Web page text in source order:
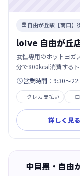
 自由が丘駅【南口】
loIve 自由が丘
女性専用のホットヨガ
分で800kcal消費する
営業時間：9:30～
クレカ支払い
詳しく見る
中目黒・自由